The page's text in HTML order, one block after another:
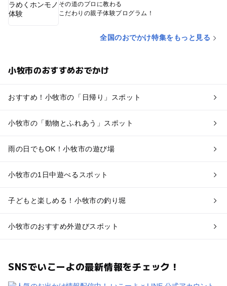
その道のプロに教わる
こだわりの親子体験プログラム！
全国のおでかけ特集をもっと見る
小牧市のおすすめおでかけ
おすすめ！小牧市の「日帰り」スポット
小牧市の「動物とふれあう」スポット
雨の日でもOK！小牧市の遊び場
小牧市の1日中遊べるスポット
子どもと楽しめる！小牧市の釣り堀
小牧市のおすすめ外遊びスポット
SNSでいこーよの最新情報をチェック！